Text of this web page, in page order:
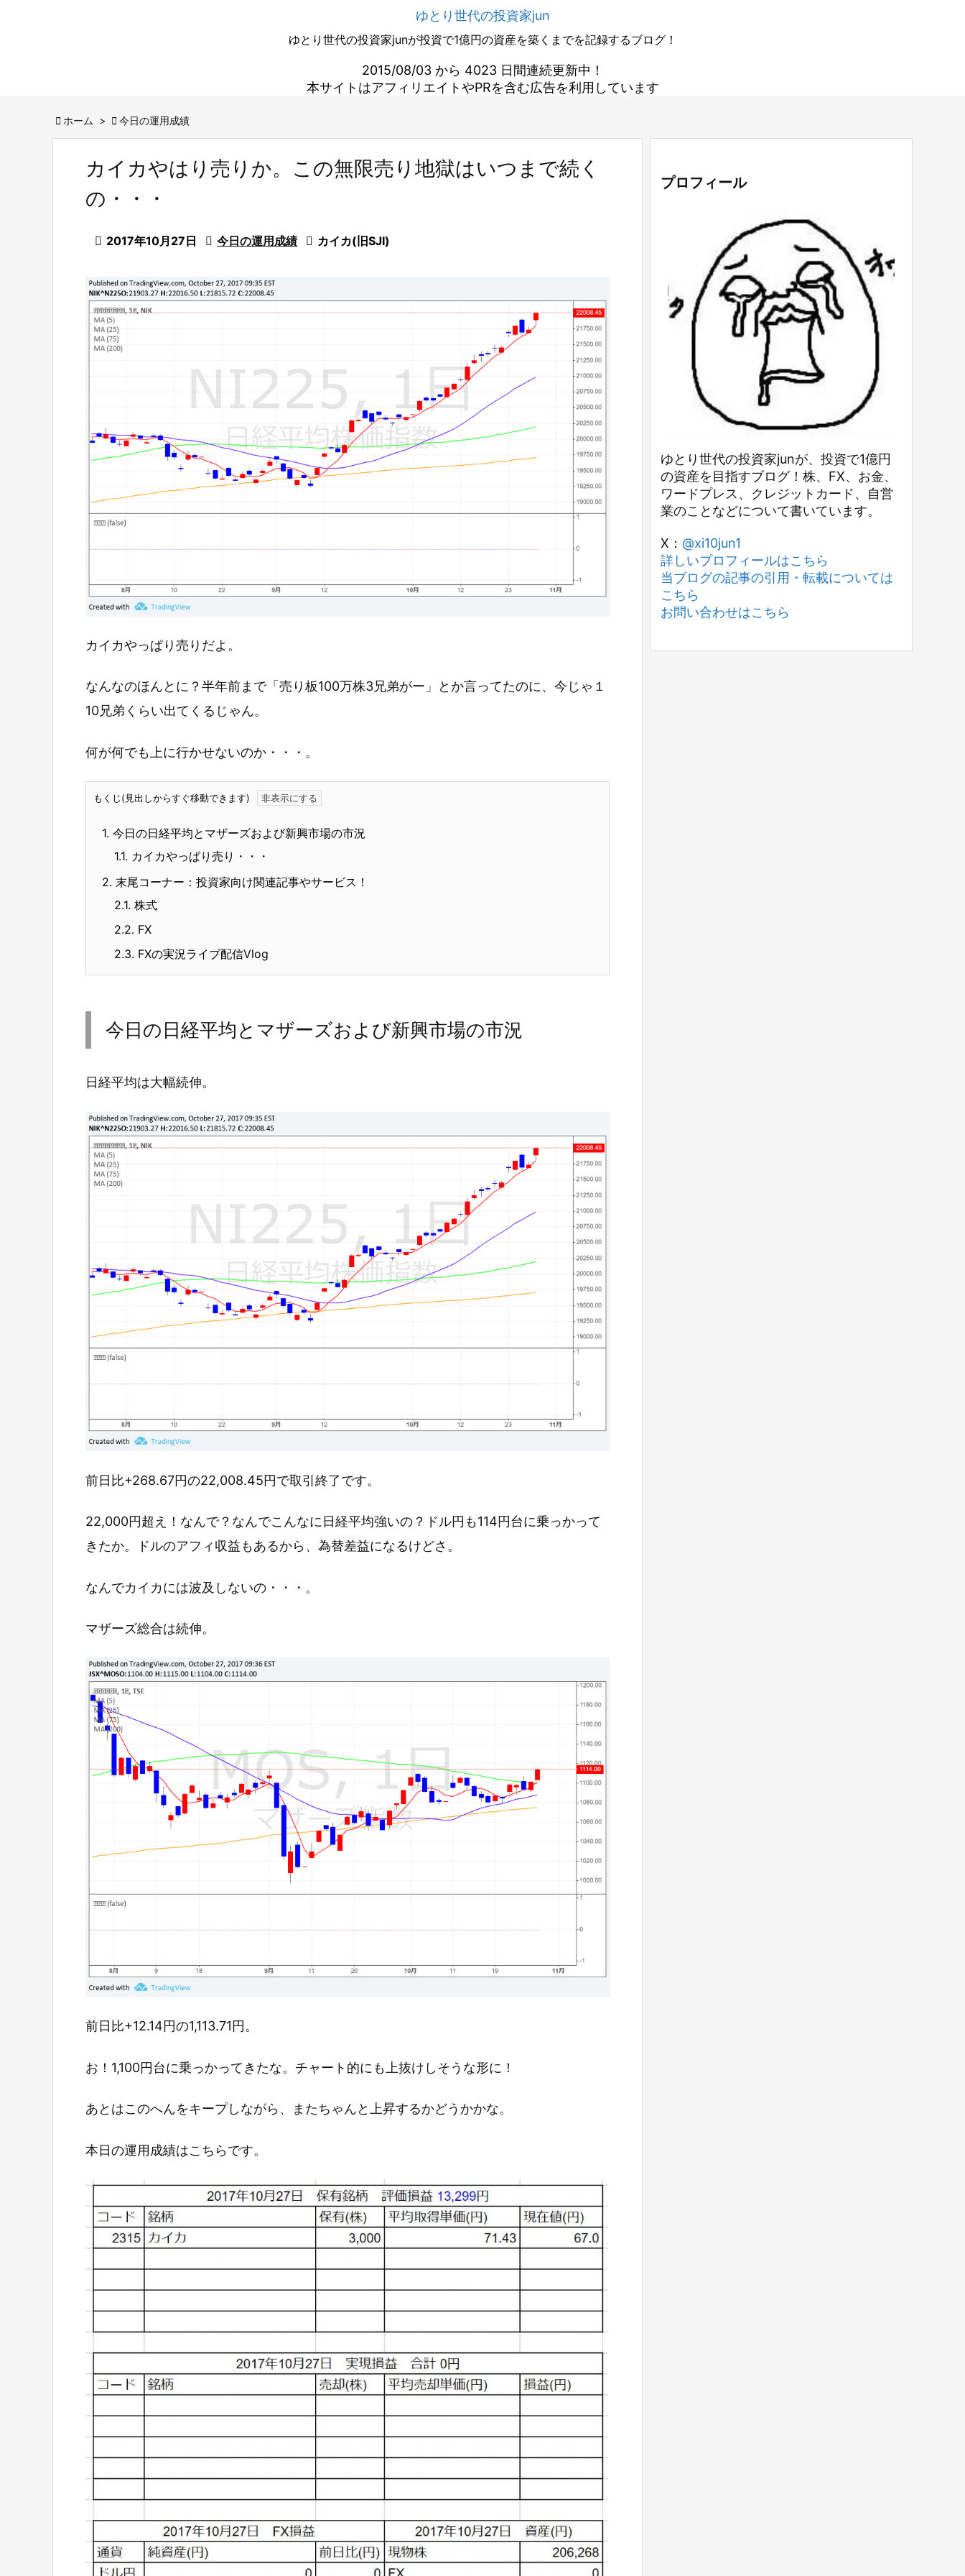
ゆとり世代の投資家jun
ゆとり世代の投資家junが投資で1億円の資産を築くまでを記録するブログ！
2015/08/03 から 4023 日間連続更新中！
本サイトはアフィリエイトやPRを含む広告を利用しています
 ホーム >  今日の運用成績
カイカやはり売りか。この無限売り地獄はいつまで続く
の・・・
 2017年10月27日  今日の運用成績  カイカ(旧SJI)
カイカやっぱり売りだよ。
なんなのほんとに？半年前まで「売り板100万株3兄弟がー」とか言ってたのに、今じゃ１
10兄弟くらい出てくるじゃん。
何が何でも上に行かせないのか・・・。
もくじ(見出しからすぐ移動できます)
1. 今日の日経平均とマザーズおよび新興市場の市況
1.1. カイカやっぱり売り・・・
2. 末尾コーナー：投資家向け関連記事やサービス！
2.1. 株式
2.2. FX
2.3. FXの実況ライブ配信Vlog
今日の日経平均とマザーズおよび新興市場の市況
日経平均は大幅続伸。
前日比+268.67円の22,008.45円で取引終了です。
22,000円超え！なんで？なんでこんなに日経平均強いの？ドル円も114円台に乗っかって
きたか。ドルのアフィ収益もあるから、為替差益になるけどさ。
なんでカイカには波及しないの・・・。
マザーズ総合は続伸。
前日比+12.14円の1,113.71円。
お！1,100円台に乗っかってきたな。チャート的にも上抜けしそうな形に！
あとはこのへんをキープしながら、またちゃんと上昇するかどうかかな。
本日の運用成績はこちらです。
プロフィール
ゆとり世代の投資家junが、投資で1億円
の資産を目指すブログ！株、FX、お金、
ワードプレス、クレジットカード、自営
業のことなどについて書いています。
X： @xi10jun1
詳しいプロフィールはこちら
当ブログの記事の引用・転載については
こちら
お問い合わせはこちら